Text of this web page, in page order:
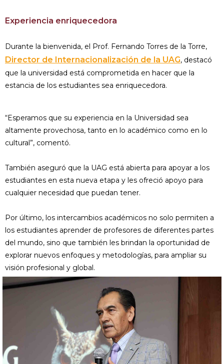
Experiencia enriquecedora
Durante la bienvenida, el Prof. Fernando Torres de la Torre,
Director de Internacionalización de la UAG, destacó
que la universidad está comprometida en hacer que la
estancia de los estudiantes sea enriquecedora.
“Esperamos que su experiencia en la Universidad sea
altamente provechosa, tanto en lo académico como en lo
cultural”, comentó.
También aseguró que la UAG está abierta para apoyar a los
estudiantes en esta nueva etapa y les ofreció apoyo para
cualquier necesidad que puedan tener.
Por último, los intercambios académicos no solo permiten a
los estudiantes aprender de profesores de diferentes partes
del mundo, sino que también les brindan la oportunidad de
explorar nuevos enfoques y metodologías, para ampliar su
visión profesional y global.